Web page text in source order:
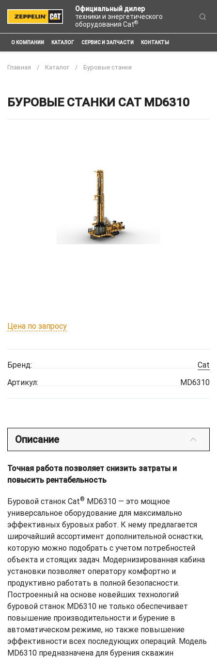
Официальный дилер
техники и энергетического
оборудования Cat®
О КОМПАНИИ КАТАЛОГ СЕРВИС И ЗАПЧАСТИ КОНТАКТЫ
Главная Каталог Буровые станки
БУРОВЫЕ СТАНКИ CAT MD6310
Цена по запросу
Бренд:
Cat
Артикул:
MD6310
Описание
Точная работа позволяет снизить затраты и
повысить рентабельность
Буровой станок Cat® MD6310 — это мощное
универсальное оборудование для максимально
эффективных буровых работ. К нему предлагается
широчайший ассортимент дополнительной оснастки,
которую можно подобрать с учетом потребностей
объекта и стоящих задач. Модернизированная кабина
установки позволяет оператору комфортно и
продуктивно работать в полной безопасности.
Построенный на основе новейших технологий
буровой станок MD6310 не только обеспечивает
повышение производительности и бурение в
автоматическом режиме, но также повышение
эффективности всех последующих операций. Модель
MD6310 предназначена для бурения скважин